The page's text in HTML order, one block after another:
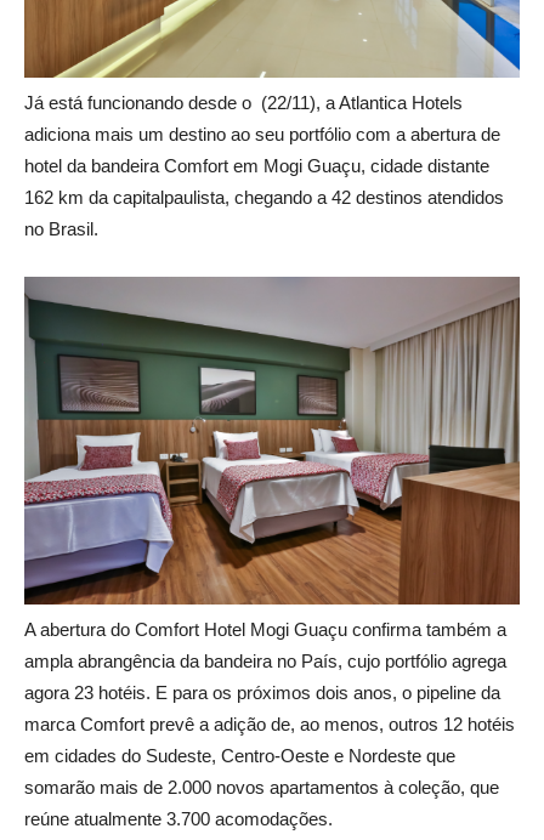
Já está funcionando desde o (22/11), a Atlantica Hotels
adiciona mais um destino ao seu portfólio com a abertura de
hotel da bandeira Comfort em Mogi Guaçu, cidade distante
162 km da capitalpaulista, chegando a 42 destinos atendidos
no Brasil.
A abertura do Comfort Hotel Mogi Guaçu confirma também a
ampla abrangência da bandeira no País, cujo portfólio agrega
agora 23 hotéis. E para os próximos dois anos, o pipeline da
marca Comfort prevê a adição de, ao menos, outros 12 hotéis
em cidades do Sudeste, Centro-Oeste e Nordeste que
somarão mais de 2.000 novos apartamentos à coleção, que
reúne atualmente 3.700 acomodações.